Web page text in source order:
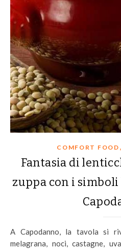
COMFORT FOOD ,
Fantasia di
zuppa con i
A Capodanno, la tavola si riveste di simboli: lenticchie,
melagrana, noci, castagne,